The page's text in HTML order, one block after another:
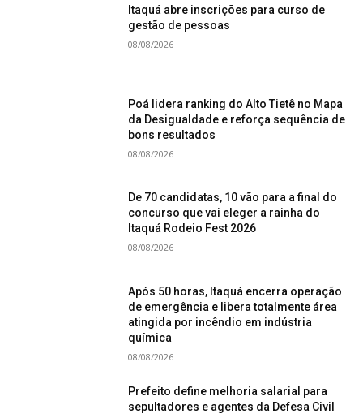
Itaquá abre inscrições para curso de
gestão de pessoas
08/08/2026
Poá lidera ranking do Alto Tietê no Mapa
da Desigualdade e reforça sequência de
bons resultados
08/08/2026
De 70 candidatas, 10 vão para a final do
concurso que vai eleger a rainha do
Itaquá Rodeio Fest 2026
08/08/2026
Após 50 horas, Itaquá encerra operação
de emergência e libera totalmente área
atingida por incêndio em indústria
química
08/08/2026
Prefeito define melhoria salarial para
sepultadores e agentes da Defesa Civil